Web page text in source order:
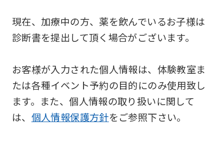
現在、加療中の方、薬を飲んでいるお子様は
診断書を提出して頂く場合がございます。
お客様が入力された個人情報は、体験教室ま
たは各種イベント予約の目的にのみ使用致し
ます。また、個人情報の取り扱いに関して
は、 個人情報保護方針をご参照下さい。
the
Japanese
of
this
website
will